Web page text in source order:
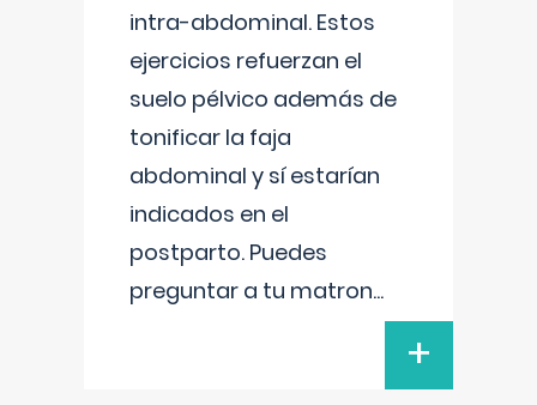
intra-abdominal. Estos
ejercicios refuerzan el
suelo pélvico además de
tonificar la faja
abdominal y sí estarían
indicados en el
postparto. Puedes
preguntar a tu matron...
+